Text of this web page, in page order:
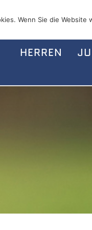
HERREN
Wenn Sie die